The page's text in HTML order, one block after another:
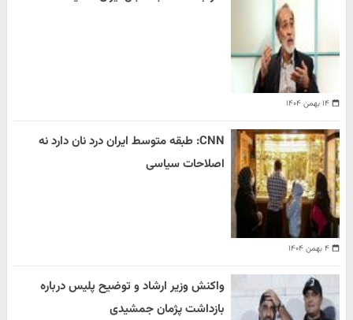
۱۴ بهمن ۱۴۰۴
۴ بهمن ۱۴۰۴
CNN: طبقه متوسط ایران درد نان دارد نه
اصلاحات سیاسی
واکنش وزیر ارشاد و توضیح پلیس درباره
بازداشت پژمان جمشیدی